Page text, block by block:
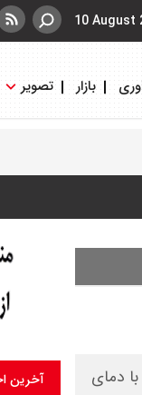
10 August
بازار تصویر
با دمای
آخرین